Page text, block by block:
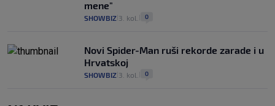
mene"
SHOWBIZ 3. kol. 0
Novi Spider-Man ruši rekorde zarade i u
Hrvatskoj
SHOWBIZ 3. kol. 0